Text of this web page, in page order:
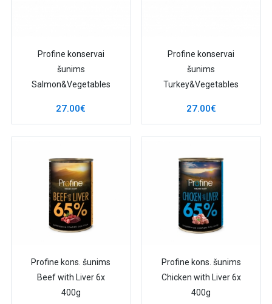
Profine konservai
šunims
Salmon&Vegetables
27.00€
Profine konservai
šunims
Turkey&Vegetables
27.00€
Profine kons. šunims
Beef with Liver 6x
400g
Profine kons. šunims
Chicken with Liver 6x
400g